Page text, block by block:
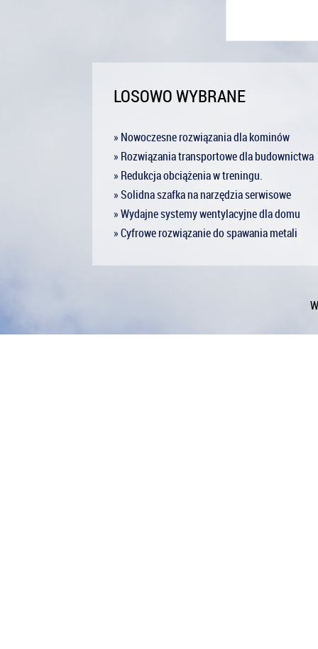
LOSOWO WYBRANE
» Nowoczesne rozwiązania dla kominów
» Rozwiązania transportowe dla budownictwa
» Redukcja obciążenia w treningu.
» Solidna szafka na narzędzia serwisowe
» Wydajne systemy wentylacyjne dla domu
» Cyfrowe rozwiązanie do spawania metali